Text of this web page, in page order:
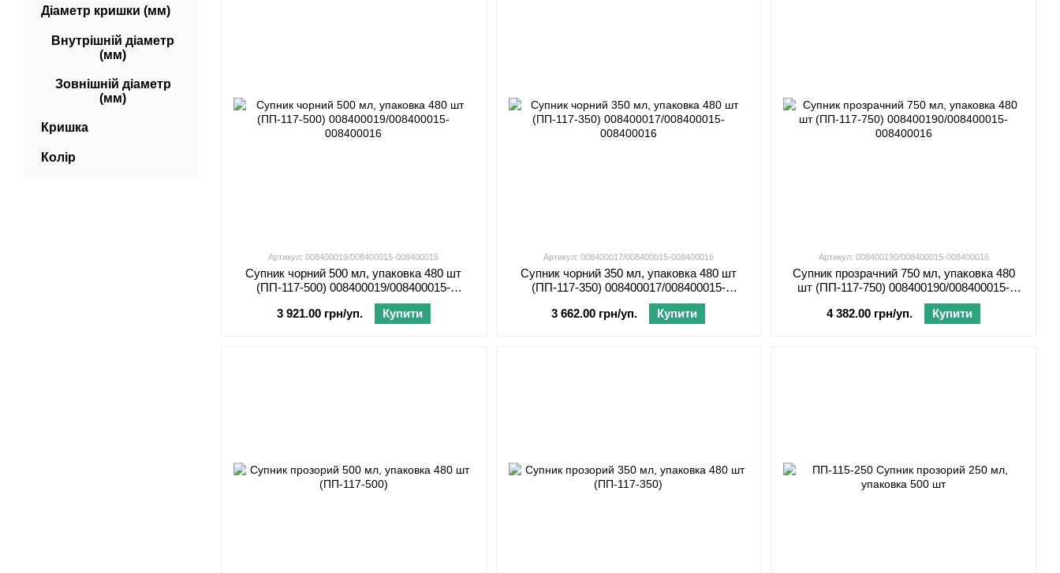
Артикул: 008400019/008400015-008400016
Супник чорний 500 мл, упаковка 480 шт
(ПП-117-500) 008400019/008400015-
008400016
3 921.00 грн/уп.
Купити
Артикул: 008400017/008400015-008400016
Супник чорний 350 мл, упаковка 480 шт
(ПП-117-350) 008400017/008400015-
008400016
3 662.00 грн/уп.
Купити
Артикул: 008400190/008400015-008400016
Супник прозрачний 750 мл, упаковка 480
шт (ПП-117-750) 008400190/008400015-
008400016
4 382.00 грн/уп.
Купити
Діаметр кришки (мм)
Внутрішній діаметр
(мм)
Зовнішній діаметр
(мм)
Кришка
Колір